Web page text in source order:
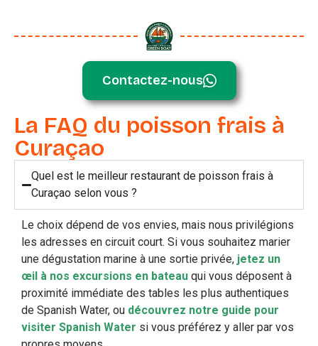
Contactez-nous
La FAQ du poisson frais à
Curaçao
Quel est le meilleur restaurant de poisson frais à
Curaçao selon vous ?
Le choix dépend de vos envies, mais nous privilégions
les adresses en circuit court. Si vous souhaitez marier
une dégustation marine à une sortie privée, jetez un
œil à nos excursions en bateau qui vous déposent à
proximité immédiate des tables les plus authentiques
de Spanish Water, ou découvrez notre guide pour
visiter Spanish Water si vous préférez y aller par vos